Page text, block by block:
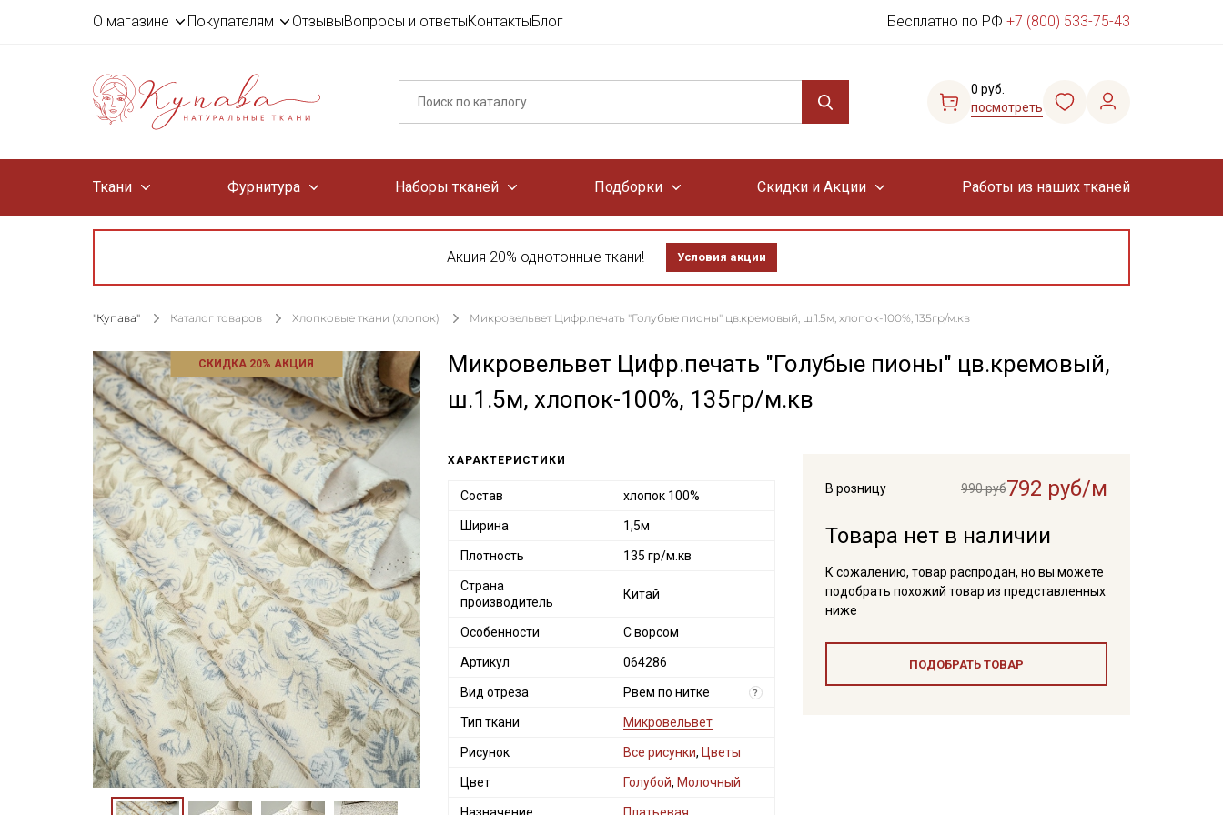
О магазине Покупателям ОтзывыВопросы и ответыКонтактыБлог Бесплатно по РФ +7 (800) 533-75-43
0 руб.
посмотреть
Ткани Фурнитура Наборы тканей Подборки Скидки и Акции Работы из наших тканей
Акция 20% однотонные ткани! Условия акции
"Купава" Каталог товаров Хлопковые ткани (хлопок) Микровельвет Цифр.печать "Голубые пионы" цв.кремовый, ш.1.5м, хлопок-100%, 135гр/м.кв
СКИДКА 20% АКЦИЯ
Микровельвет Цифр.печать "Голубые пионы" цв.кремовый,
ш.1.5м, хлопок-100%, 135гр/м.кв
В розницу 990 руб792 руб/м
Товара нет в наличии
К сожалению, товар распродан, но вы можете
подобрать похожий товар из представленных
ниже
ПОДОБРАТЬ ТОВАР
ХАРАКТЕРИСТИКИ
Состав хлопок 100%
Ширина 1,5м
Плотность 135 гр/м.кв
Страна
производитель
Китай
Особенности С ворсом
Артикул 064286
Вид отреза Рвем по нитке ?
Тип ткани Микровельвет
Рисунок Все рисунки, Цветы
Цвет Голубой, Молочный